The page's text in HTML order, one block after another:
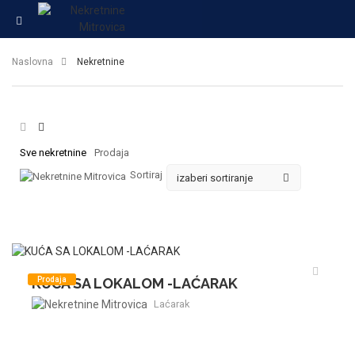
Naslovna Nekretnine
Sve nekretnine
Prodaja
Sortiraj
Prodaja
KUĆA SA LOKALOM -LAĆARAK
Laćarak